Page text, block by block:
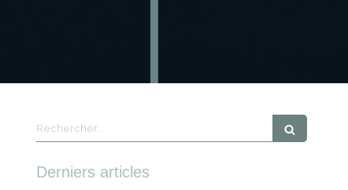
Derniers articles